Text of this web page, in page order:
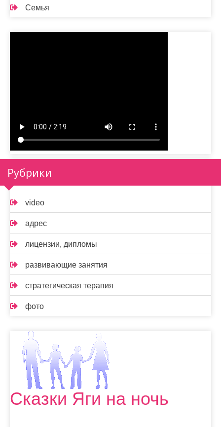
Семья
Рубрики
video
адрес
лицензии, дипломы
развивающие занятия
стратегическая терапия
фото
Сказки Яги на ночь